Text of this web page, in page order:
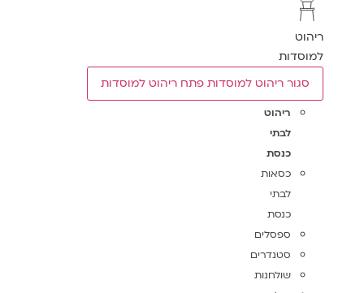
ריהוט
למוסדות
סגור ריהוט למוסדות פתח ריהוט למוסדות
ריהוט
לבתי
כנסת
כסאות
לבתי
כנסת
ספסלים
סטנדרים
שולחנות